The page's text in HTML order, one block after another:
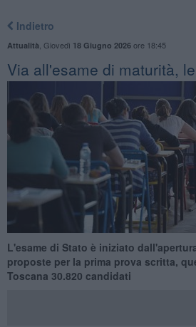
Indietro
Attualità Giovedì 18 Giugno 2026ore 18:45
Via all'esame di maturità,
L'esame di Stato è iniziato
proposte per la prima prova scritta,
Toscana 30.820 candidati